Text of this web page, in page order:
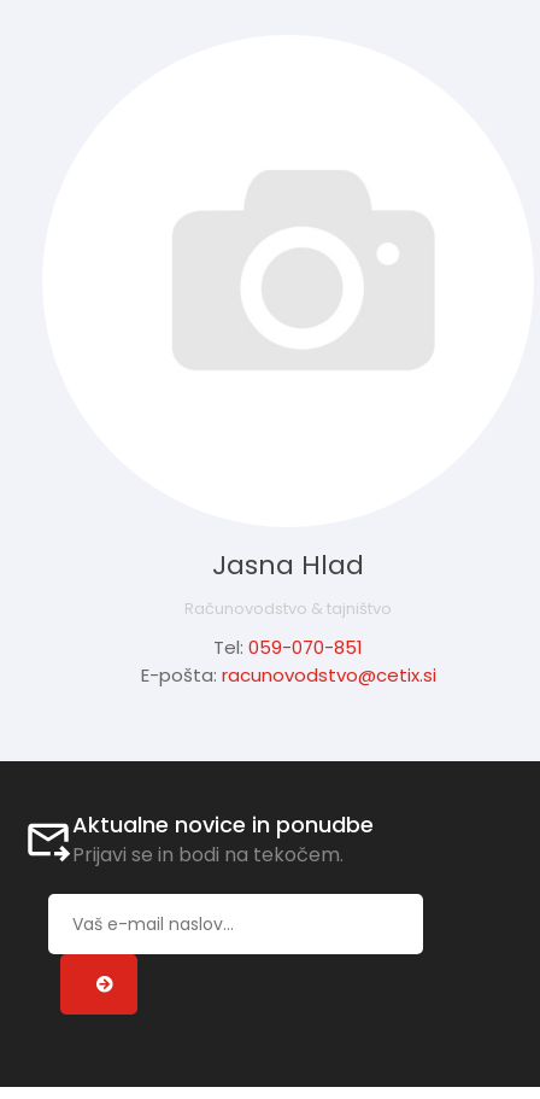
Jasna Hlad
Računovodstvo & tajništvo
Tel: 059-070-851
E-pošta: racunovodstvo@cetix.si
Aktualne novice in ponudbe
Prijavi se in bodi na tekočem.